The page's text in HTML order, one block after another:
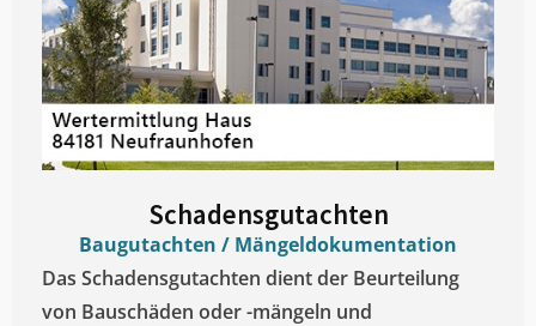
Schadensgutachten
Baugutachten / Mängeldokumentation
Das Schadensgutachten dient der Beurteilung
von Bauschäden oder -mängeln und